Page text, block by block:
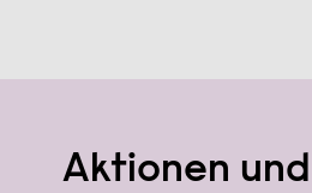
Aktionen